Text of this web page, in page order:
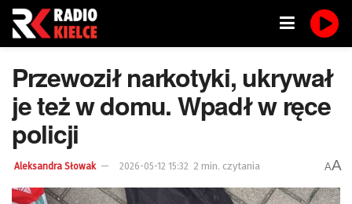
Przewoził narkotyki, ukrywał
je też w domu. Wpadł w ręce
policji
Aleksandra Słowak 2026-05-12 15:32 2 min. czytania AA